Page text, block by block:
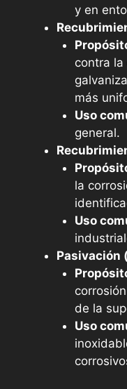
y en
contra la
más
Uso
general.
la
Uso
Pasivación
de la
Uso